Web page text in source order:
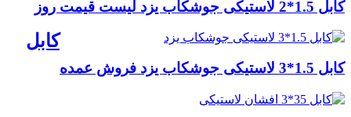
کابل 1.5*2 لاستیکی جوشکاب یزد لیست قیمت روز
کابل 1.5*3 لاستیکی جوشکاب یزد فروش عمده
کابل